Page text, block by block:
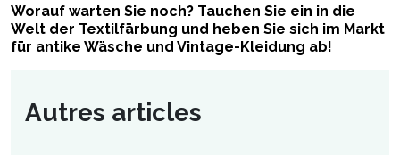
Worauf warten Sie noch? Tauchen Sie ein in die
Welt der Textilfärbung und heben Sie sich im Markt
für antike Wäsche und Vintage-Kleidung ab!
Autres articles